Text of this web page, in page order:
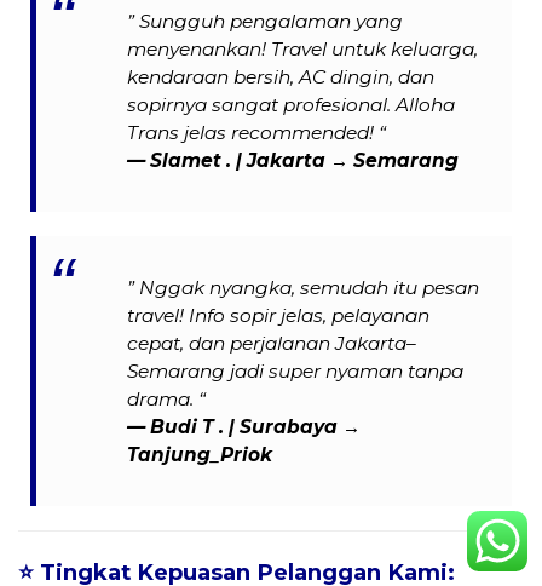
” Sungguh pengalaman yang
menyenankan! Travel untuk keluarga,
kendaraan bersih, AC dingin, dan
sopirnya sangat profesional. Alloha
Trans jelas recommended! “
— Slamet . | Jakarta → Semarang
” Nggak nyangka, semudah itu pesan
travel! Info sopir jelas, pelayanan
cepat, dan perjalanan Jakarta–
Semarang jadi super nyaman tanpa
drama. “
—Budi T . | Surabaya →
Tanjung_Priok
⭐ Tingkat Kepuasan Pelanggan Kami: